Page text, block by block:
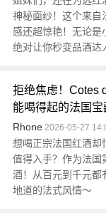
神秘面纱！这个来自
感还超惊艳！无论是
绝对让你秒变品酒达
拒绝焦虑！Cotes
能喝得起的法国宝
Rhone2026-05-27
想喝正宗法国红酒却
值得入手？作为法国
酒！从百元到千元都
地道的法式风情～